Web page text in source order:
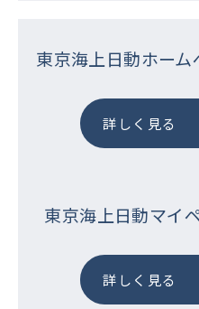
東京海上日動ホー
詳しく見る
東京海上日動マイ
詳しく見る